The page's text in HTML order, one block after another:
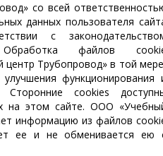
со всей
данных пользователя
с
Обработка файлов
Трубопровод» в той
функционирования
Сторонние cookies
на этом сайте. ООО
информацию из файлов
ее и не обменивается ею